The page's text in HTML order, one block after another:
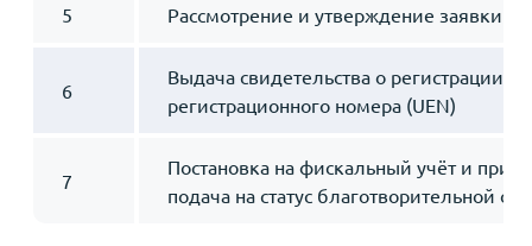
5 Рассмотрение и утверждение заявки
6
Выдача свидетельства о регистрации и
регистрационного номера (UEN)
7
Постановка на фискальный учёт и при
подача на статус благотворительной